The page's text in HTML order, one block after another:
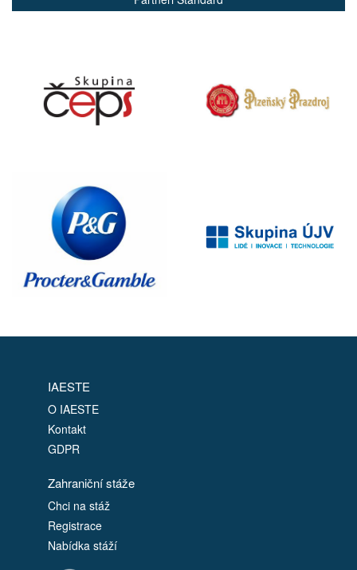
IAESTE
O IAESTE
Kontakt
GDPR
Zahraniční stáže
Chci na stáž
Registrace
Nabídka stáží